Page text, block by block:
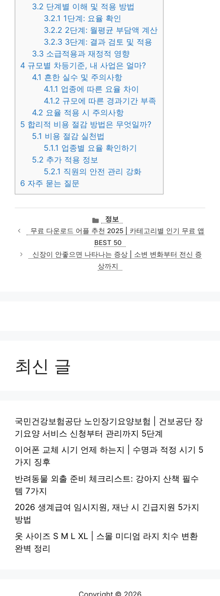
3.2 단계별 이해 및 적용 방법
3.2.1 1단계: 요율 확인
3.2.2 2단계: 월평균 부담액 계산
3.2.3 3단계: 결과 검토 및 적용
3.3 소급적용과 재정적 영향
4 규모별 차등기준, 내 사업은 얼마?
4.1 흔한 실수 및 주의사항
4.1.1 업종에 따른 요율 차이
4.1.2 규모에 따른 경과기간 부족
4.2 요율 적용 시 주의사항
5 합리적 비용 절감 방법은 무엇일까?
5.1 비용 절감 실천법
5.1.1 업종별 요율 확인하기
5.2 추가 적용 정보
5.2.1 직원의 안전 관리 강화
6 자주 묻는 질문
카
테
고
리
정보
무료 다운로드 어플 추천 2025 | 카테고리별 인기 무료 앱
BEST 50
신장이 안좋으면 나타나는 증상 | 소변 변화부터 전신 증
상까지
최신 글
국민건강보험공단 노인장기요양보험 | 건보공단 장
기요양 서비스 신청부터 관리까지 5단계
이어폰 교체 시기 언제 하는지 | 수명과 적정 시기 5
가지 징후
반려동물 외출 준비 체크리스트: 강아지 산책 필수
템 7가지
2026 생계급여 임시지원, 재난 시 긴급지원 5가지
방법
옷 사이즈 S M L XL | 스몰 미디엄 라지 치수 변환
완벽 정리